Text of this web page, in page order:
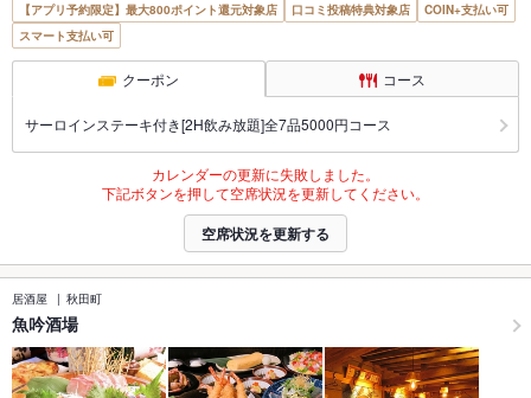
【アプリ予約限定】最大800ポイント還元対象店 口コミ投稿特典対象店
COIN+支払い可
スマート支払い可
クーポン コース
サーロインステーキ付き[2H飲み放題]全7品5000円コース
カレンダーの更新に失敗しました。
下記ボタンを押して空席状況を更新してください。
空席状況を更新する
居酒屋 秋田町
魚吟酒場